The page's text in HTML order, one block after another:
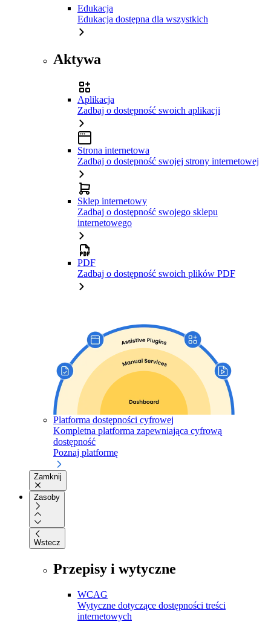
Edukacja
Edukacja dostępna dla wszystkich
Aktywa
Aplikacja
Zadbaj o dostępność swoich aplikacji
Strona internetowa
Zadbaj o dostępność swojej strony internetowej
Sklep internetowy
Zadbaj o dostępność swojego sklepu
internetowego
PDF
Zadbaj o dostępność swoich plików PDF
Platforma dostępności cyfrowej
Kompletna platforma zapewniająca cyfrową
dostępność
Poznaj platformę
Zamknij
Zasoby
Wstecz
Przepisy i wytyczne
WCAG
Wytyczne dotyczące dostępności treści
internetowych